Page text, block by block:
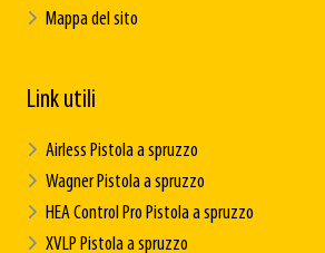
Mappa del sito
Link utili
Airless Pistola a spruzzo
Wagner Pistola a spruzzo
HEA Control Pro Pistola a spruzzo
XVLP Pistola a spruzzo